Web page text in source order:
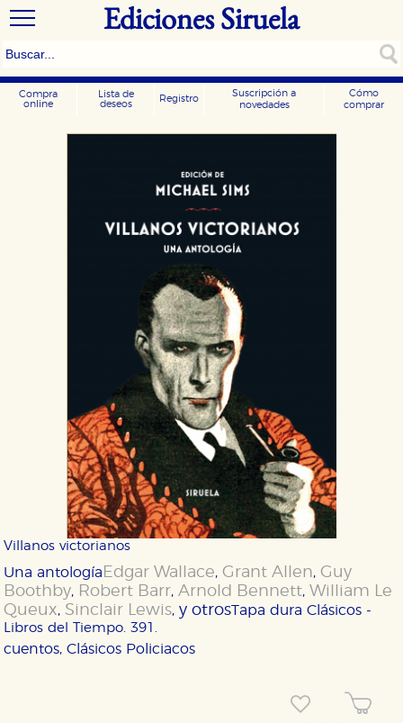
Ediciones Siruela
Compra
online
Lista de
deseos
Registro
Suscripción a
novedades
Cómo
comprar
Villanos victorianos
Una antología Edgar Wallace,Grant Allen,Guy
Boothby, Robert Barr,Arnold Bennett, William Le
Queux, Sinclair Lewis,y otros
Libros del Tiempo. 391.
Tapa duraClásicos -
cuentos, Clásicos Policiacos